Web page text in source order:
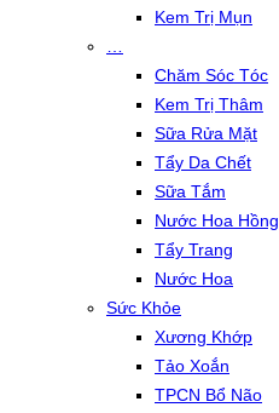
Kem Trị Mụn
Chăm Sóc Tóc
Kem Trị Thâm
Sữa Rửa Mặt
Tẩy Da Chết
Sữa Tắm
Nước Hoa Hồng
Tẩy Trang
Nước Hoa
Sức Khỏe
Xương Khớp
Tảo Xoắn
TPCN Bổ Não